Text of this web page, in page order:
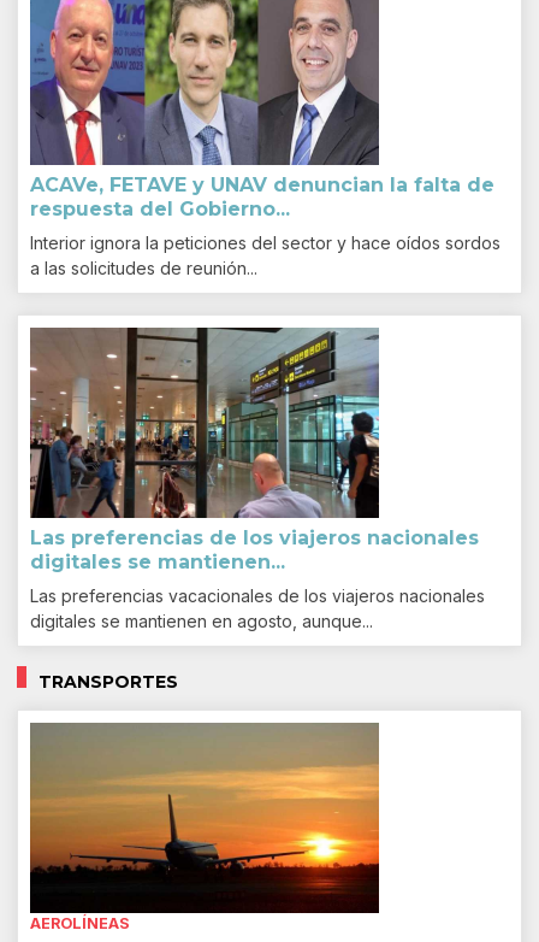
ACAVe, FETAVE y UNAV denuncian la falta de
respuesta del Gobierno...
Interior ignora la peticiones del sector y hace oídos sordos
a las solicitudes de reunión...
Las preferencias de los viajeros nacionales
digitales se mantienen...
Las preferencias vacacionales de los viajeros nacionales
digitales se mantienen en agosto, aunque...
TRANSPORTES
AEROLÍNEAS